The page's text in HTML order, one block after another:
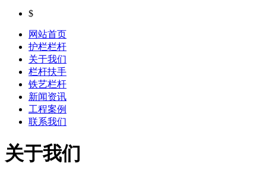
$
网站首页
护栏栏杆
关于我们
栏杆扶手
铁艺栏杆
新闻资讯
工程案例
联系我们
关于我们